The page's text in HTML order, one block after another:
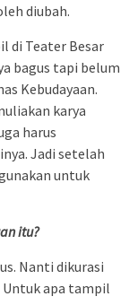
diubah.
di Teater Besar
bagus tapi belum
Kebudayaan.
karya
harus
Jadi setelah
untuk
itu?
Nanti dikurasi
apa tampil